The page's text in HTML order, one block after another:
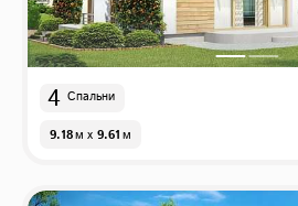
4 Спальни
9.18м x 9.61м